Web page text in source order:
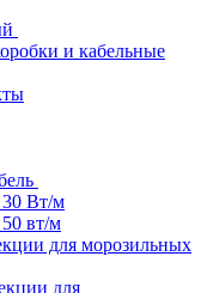
и кабельные
30 Вт/м
вт/м
для морозильных
для